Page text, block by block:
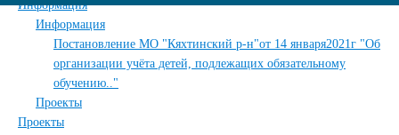
Информация
Информация
Постановление МО "Кяхтинский р-н"от 14 января2021г "Об
организации учёта детей, подлежащих обязательному
обучению.."
Проекты
Проекты